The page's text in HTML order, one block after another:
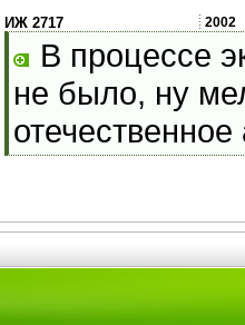
ИЖ 2717 2002
В процессе
не было, ну